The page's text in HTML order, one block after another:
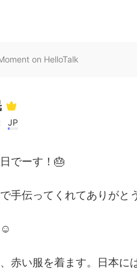
on HelloTalk
JP
でーす！🎂
手伝ってくれてありがと
☺️
赤い服を着ます。日本に